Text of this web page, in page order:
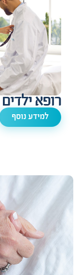
רופא ילדים
למידע נוסף